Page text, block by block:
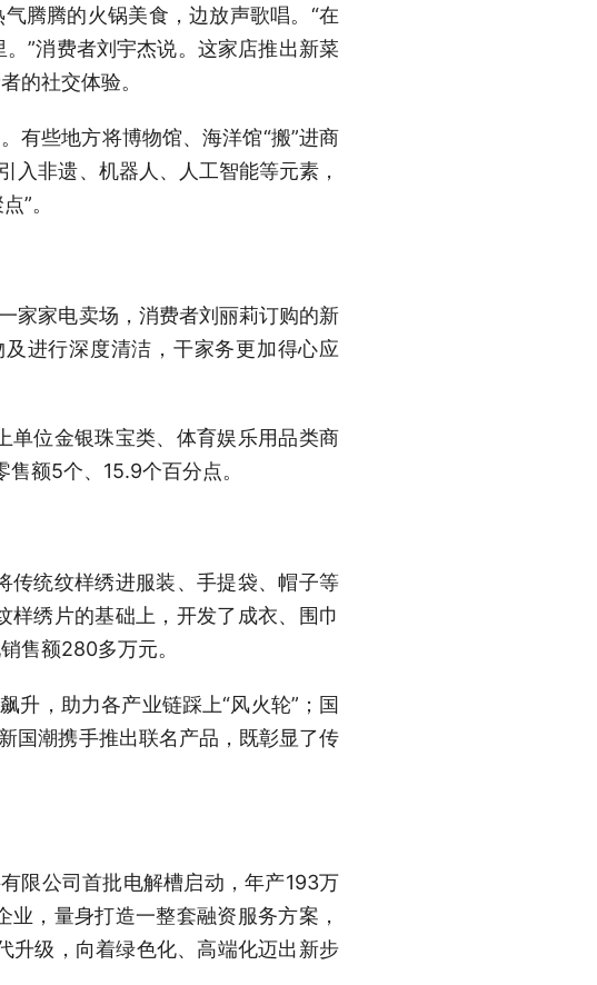
腾的火锅美食，边放声歌唱。“在
”消费者刘宇杰说。这家店推出新菜
的社交体验。
些地方将博物馆、海洋馆“搬”进商
入非遗、机器人、人工智能等元素，
”。
家电卖场，消费者刘丽莉订购的新
进行深度清洁，干家务更加得心应
位金银珠宝类、体育娱乐用品类商
额5个、15.9个百分点。
统纹样绣进服装、手提袋、帽子等
绣片的基础上，开发了成衣、围巾
售额280多万元。
，助力各产业链踩上“风火轮”；国
国潮携手推出联名产品，既彰显了传
公司首批电解槽启动，年产193万
，量身打造一整套融资服务方案，
升级，向着绿色化、高端化迈出新步